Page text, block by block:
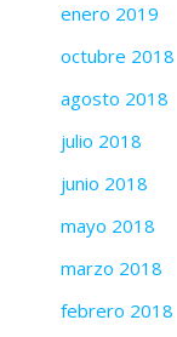
enero 2019
octubre 2018
agosto 2018
julio 2018
junio 2018
mayo 2018
marzo 2018
febrero 2018